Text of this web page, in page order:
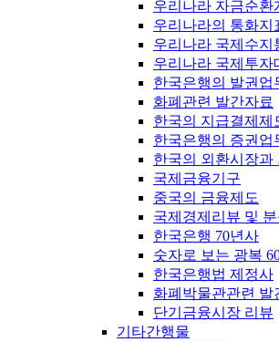
우리나라 자금순환
우리나라의 통화지
우리나라 국제수지
우리나라 국제투자
한국은행의 발권업
화폐관련 발간자료
한국의 지급결제제
한국은행의 증권업
한국의 외환시장과
국제금융기구
중국의 금융제도
국제경제리뷰 및 분
한국은행 70년사
숫자로 보는 광복
한국은행법 제정사
화폐박물관관련 발
단기금융시장 리뷰
기타간행물